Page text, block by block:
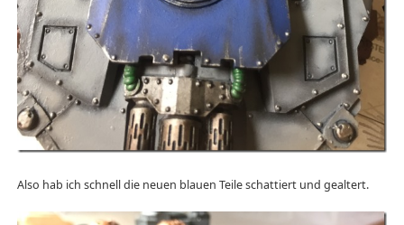
Also hab ich schnell die neuen blauen Teile schattiert und gealtert.